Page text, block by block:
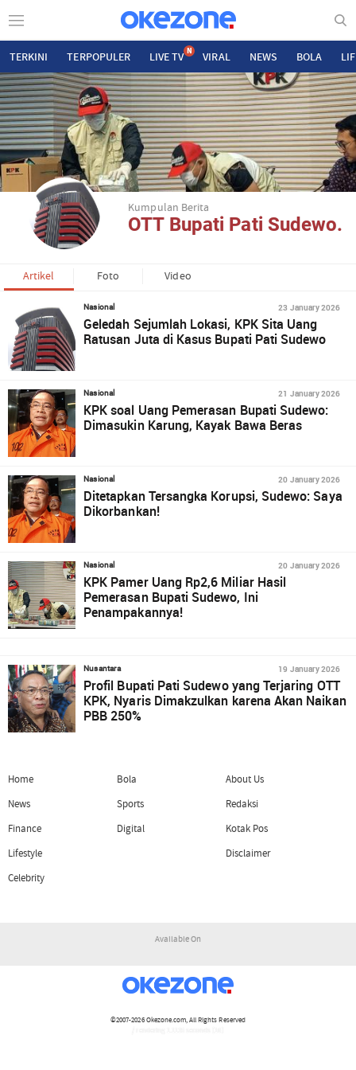
TERKINI TERPOPULER LIVE TV N VIRAL NEWS BOLA
Kumpulan Berita
OTT Bupati Pati Sudewo.
Artikel Foto Video
Nasional 23 January 2026
Geledah Sejumlah Lokasi, KPK Sita Uang
Ratusan Juta di Kasus Bupati Pati Sudewo
Nasional 21 January 2026
KPK soal Uang Pemerasan Bupati Sudewo:
Dimasukin Karung, Kayak Bawa Beras
Nasional 20 January 2026
Ditetapkan Tersangka Korupsi, Sudewo: Saya
Dikorbankan!
Nasional 20 January 2026
KPK Pamer Uang Rp2,6 Miliar Hasil
Pemerasan Bupati Sudewo, Ini
Penampakannya!
Nusantara 19 January 2026
Profil Bupati Pati Sudewo yang Terjaring OTT
KPK, Nyaris Dimakzulkan karena Akan Naikan
PBB 250%
Home
News
Finance
Lifestyle
Celebrity
Bola
Sports
Digital
About Us
Redaksi
Kotak Pos
Disclaimer
Available On
©2007-2026Okezone.com, All Rights Reserved